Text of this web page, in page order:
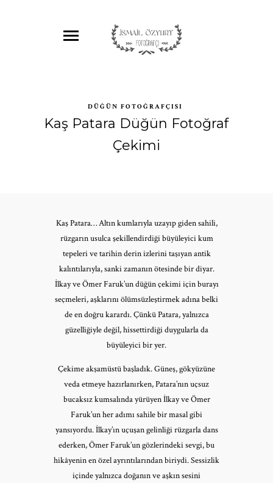
DÜĞÜN FOTOĞRAFÇISI
Kaş Patara Düğün Fotoğraf
Çekimi
Kaş Patara… Altın kumlarıyla uzayıp giden sahili,
rüzgarın usulca şekillendirdiği büyüleyici kum
tepeleri ve tarihin derin izlerini taşıyan antik
kalıntılarıyla, sanki zamanın ötesinde bir diyar.
İlkay ve Ömer Faruk’un düğün çekimi için burayı
seçmeleri, aşklarını ölümsüzleştirmek adına belki
de en doğru karardı. Çünkü Patara, yalnızca
güzelliğiyle değil, hissettirdiği duygularla da
büyüleyici bir yer.
Çekime akşamüstü başladık. Güneş, gökyüzüne
veda etmeye hazırlanırken, Patara’nın uçsuz
bucaksız kumsalında yürüyen İlkay ve Ömer
Faruk’un her adımı sahile bir masal gibi
yansıyordu. İlkay’ın uçuşan gelinliği rüzgarla dans
ederken, Ömer Faruk’un gözlerindeki sevgi, bu
hikâyenin en özel ayrıntılarından biriydi. Sessizlik
içinde yalnızca doğanın ve aşkın sesini